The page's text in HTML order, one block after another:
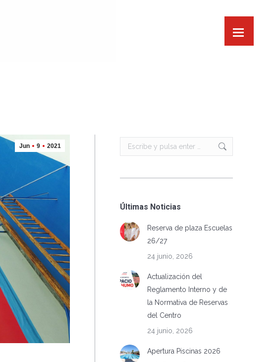
Jun 9 2021 Buscar:
Últimas Noticias
Reserva de plaza Escuelas
26/27
24 junio, 2026
Actualización del
Reglamento Interno y de
la Normativa de Reservas
del Centro
24 junio, 2026
Apertura Piscinas 2026